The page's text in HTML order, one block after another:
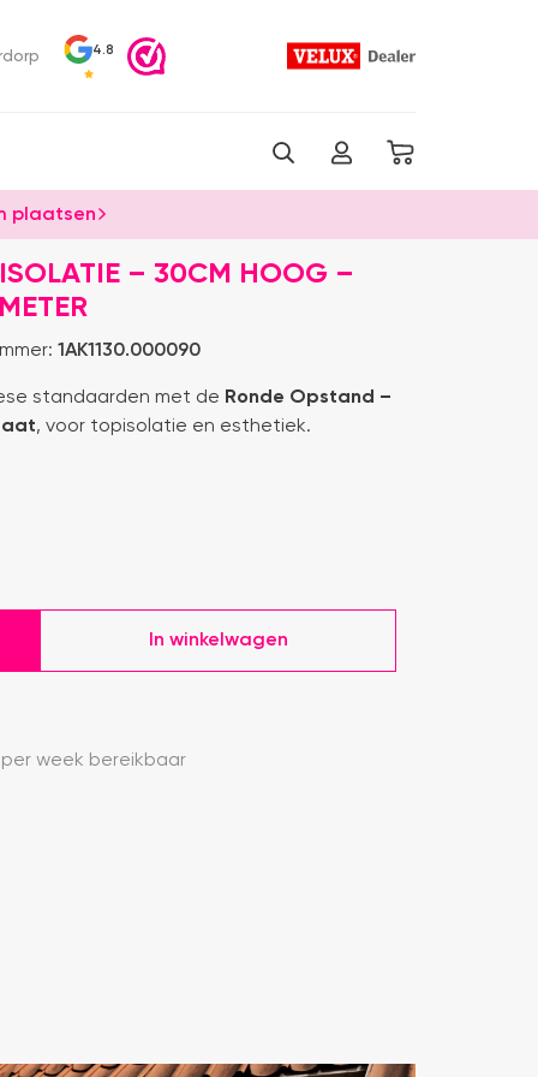
4.8
plaatsen
– 30CM HOOG –
1AK1130.000090
standaarden met de Ronde Opstand –
, voor topisolatie en esthetiek.
In winkelwagen
week bereikbaar